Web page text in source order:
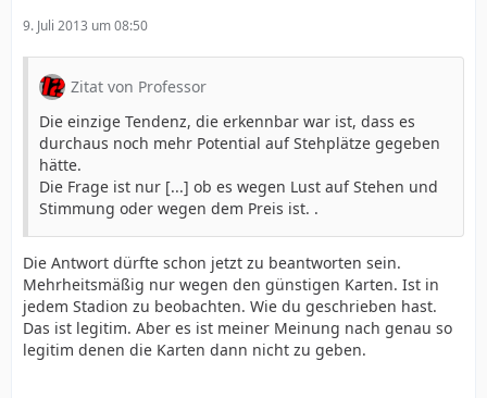
9. Juli 2013 um 08:50
Zitat von Professor
Die einzige Tendenz, die erkennbar war ist, dass es
durchaus noch mehr Potential auf Stehplätze gegeben
hätte.
Die Frage ist nur [...] ob es wegen Lust auf Stehen und
Stimmung oder wegen dem Preis ist. .
Die Antwort dürfte schon jetzt zu beantworten sein.
Mehrheitsmäßig nur wegen den günstigen Karten. Ist in
jedem Stadion zu beobachten. Wie du geschrieben hast.
Das ist legitim. Aber es ist meiner Meinung nach genau so
legitim denen die Karten dann nicht zu geben.